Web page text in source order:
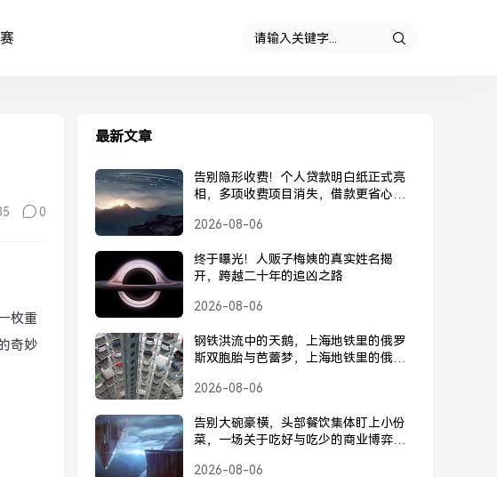
0
枚重
奇妙
最新文章
告别隐形收费！个人贷款明白纸正式亮
相，多项收费项目消失，借款更省心，
费
2026-08-06
终于曝光！人贩子梅姨的真实姓名揭
开，跨越二十年的追凶之路
2026-08-06
钢铁洪流中的天鹅，上海地铁里的俄罗
斯双胞胎与芭蕾梦，上海地铁里的俄罗
2026-08-06
告别大碗豪横，头部餐饮集体盯上小份
菜，一场关于吃好与吃少的商业博弈，
横的商业博弈
2026-08-06